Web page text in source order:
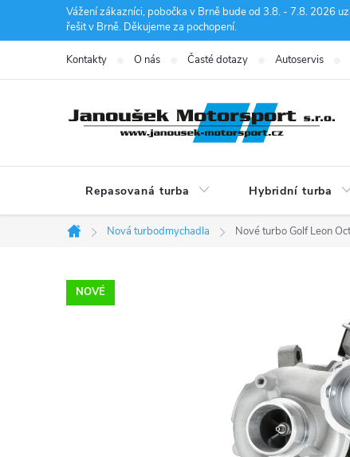
Vážení zákazníci, pobočka v Brně bude od 3.8. - 7.8. 2026
řešit v Brně. Děkujeme za pochopení.
Kontakty O nás Časté dotazy Autoservis
Repasovaná turba Hybridní turba
Domů
Nová turbodmychadla Nové turbo Golf Leon
NOVÉ